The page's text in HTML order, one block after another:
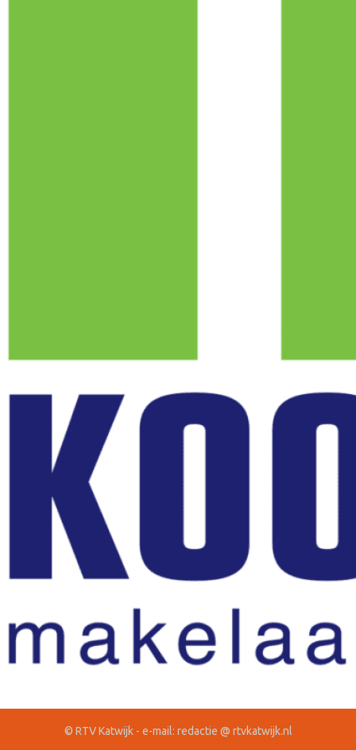
© RTV Katwijk - e-mail: redactie @ rtvkatwijk.nl